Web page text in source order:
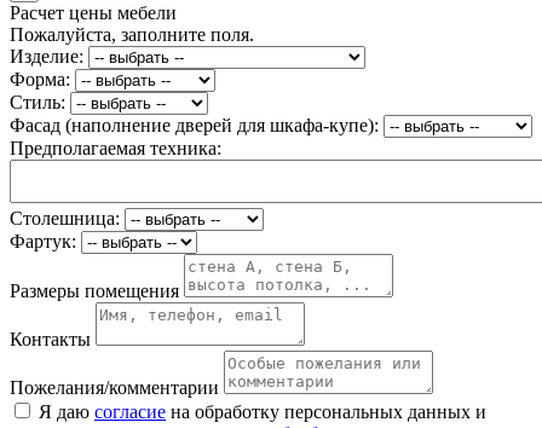
Расчет цены мебели
Пожалуйста, заполните поля.
Изделие:
Форма:
Стиль:
Фасад (наполнение дверей для шкафа-купе):
Предполагаемая техника:
Столешница:
Фартук:
Размеры помещения
Контакты
Пожелания/комментарии
Я даю согласие на обработку персональных данных и